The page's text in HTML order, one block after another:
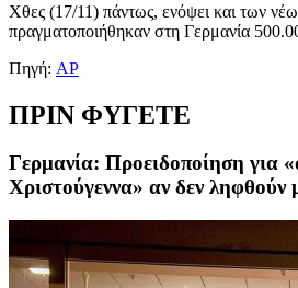
Χθες (17/11) πάντως, ενόψει και των
πραγματοποιήθηκαν στη Γερμανία
Πηγή: AP
ΠΡΙΝ ΦΥΓΕΤΕ
Γερμανία: Προειδοποίηση για
Χριστούγεννα» αν δεν ληφθούν